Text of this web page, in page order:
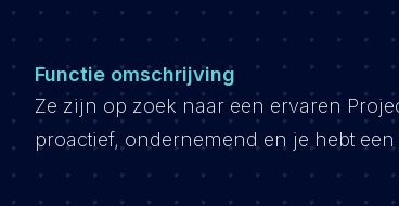
Functie omschrijving
Ze zijn op zoek naar een ervaren
proactief, ondernemend en je hebt